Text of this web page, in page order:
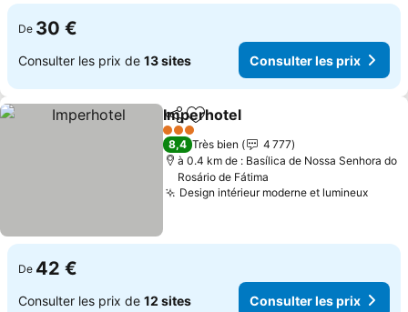
De 30 €
Consulter les prix de 13 sites Consulter les prix
PartagerAjouter à mes favoris
Imperhotel
3 Étoiles
8,4 Très bien
4 777
à 0.4 km de : Basílica de Nossa Senhora do
Rosário de Fátima
Design intérieur moderne et lumineux
De 42 €
Consulter les prix de 12 sites Consulter les prix